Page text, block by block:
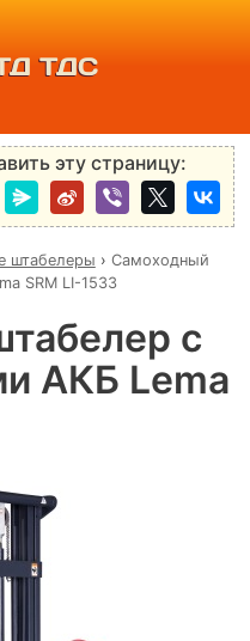
ТДС
эту страницу:
штабелеры › Самоходный
SRM LI-1533
с
АКБ Lema